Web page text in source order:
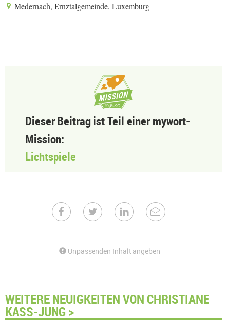
Medernach, Ernztalgemeinde, Luxemburg
Dieser Beitrag ist Teil einer mywort-
Mission:
Lichtspiele
Unpassenden Inhalt angeben
WEITERE NEUIGKEITEN VON CHRISTIANE
KASS-JUNG >